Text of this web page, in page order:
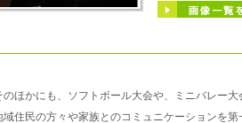
のほかにも、ソフトボール大会や、ミニバレー
域住民の方々や家族とのコミュニケーションを第